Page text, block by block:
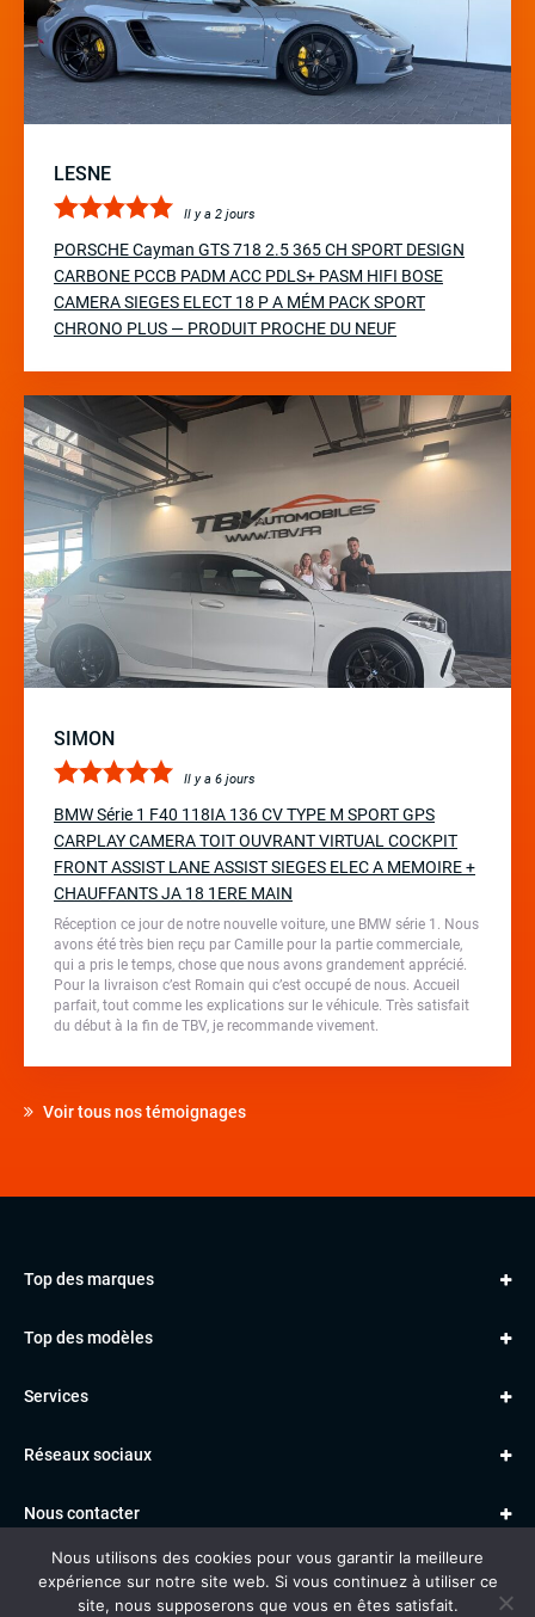
LESNE
Il y a 2 jours
PORSCHE Cayman GTS 718 2.5 365 CH SPORT DESIGN
CARBONE PCCB PADM ACC PDLS+ PASM HIFI BOSE
CAMERA SIEGES ELECT 18 P A MÉM PACK SPORT
CHRONO PLUS — PRODUIT PROCHE DU NEUF
SIMON
Il y a 6 jours
BMW Série 1 F40 118IA 136 CV TYPE M SPORT GPS
CARPLAY CAMERA TOIT OUVRANT VIRTUAL COCKPIT
FRONT ASSIST LANE ASSIST SIEGES ELEC A MEMOIRE +
CHAUFFANTS JA 18 1ERE MAIN
Réception ce jour de notre nouvelle voiture, une BMW série 1. Nous
avons été très bien reçu par Camille pour la partie commerciale,
qui a pris le temps, chose que nous avons grandement apprécié.
Pour la livraison c’est Romain qui c’est occupé de nous. Accueil
parfait, tout comme les explications sur le véhicule. Très satisfait
du début à la fin de TBV, je recommande vivement.
Voir tous nos témoignages
Top des marques
VOLKSWAGEN
BMW
Top des modèles
Classe A
A3
Services
Le garage TBV
Location TBV
Réseaux sociaux
Nous contacter
Données personnelles Mentions légales
Voitures vendues
Nous utilisons des cookies pour vous garantir la meilleure
expérience sur notre site web. Si vous continuez à utiliser ce
site, nous supposerons que vous en êtes satisfait.